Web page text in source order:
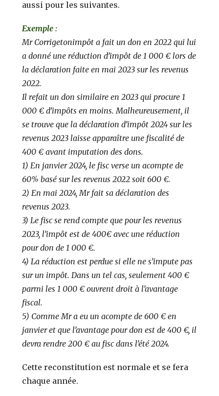
aussi pour les suivantes.
Exemple :
Mr Corrigetonimpôt a fait un don en 2022 qui lui
a donné une réduction d’impôt de 1 000 € lors de
la déclaration faite en mai 2023 sur les revenus
2022.
Il refait un don similaire en 2023 qui procure 1
000 € d’impôts en moins. Malheureusement, il
se trouve que la déclaration d’impôt 2024 sur les
revenus 2023 laisse apparaître une fiscalité de
400 € avant imputation des dons.
1) En janvier 2024, le fisc verse un acompte de
60% basé sur les revenus 2022 soit 600 €.
2) En mai 2024, Mr fait sa déclaration des
revenus 2023.
3) Le fisc se rend compte que pour les revenus
2023, l’impôt est de 400€ avec une réduction
pour don de 1 000 €.
4) La réduction est perdue si elle ne s’impute pas
sur un impôt. Dans un tel cas, seulement 400 €
parmi les 1 000 € ouvrent droit à l’avantage
fiscal.
5) Comme Mr a eu un acompte de 600 € en
janvier et que l’avantage pour don est de 400 €, il
devra rendre 200 € au fisc dans l’été 2024.
Cette reconstitution est normale et se fera
chaque année.